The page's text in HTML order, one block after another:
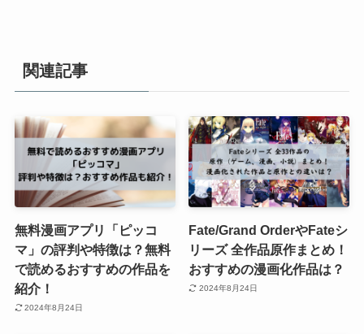
関連記事
無料漫画アプリ「ピッコ
マ」の評判や特徴は？無料
で読めるおすすめの作品を
紹介！
2024年8月24日
Fate/Grand OrderやFateシ
リーズ 全作品原作まとめ！
おすすめの漫画化作品は？
2024年8月24日